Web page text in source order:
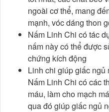
ngoài cơ thể, mang
mạnh, vóc dáng thon
Nấm Linh Chi có tác
nấm này có thể được
chứng kích động
Linh chi giúp giấc ngủ
Nấm Linh Chi có các
máu, làm cho mạch
qua đó giúp giấc ngủ